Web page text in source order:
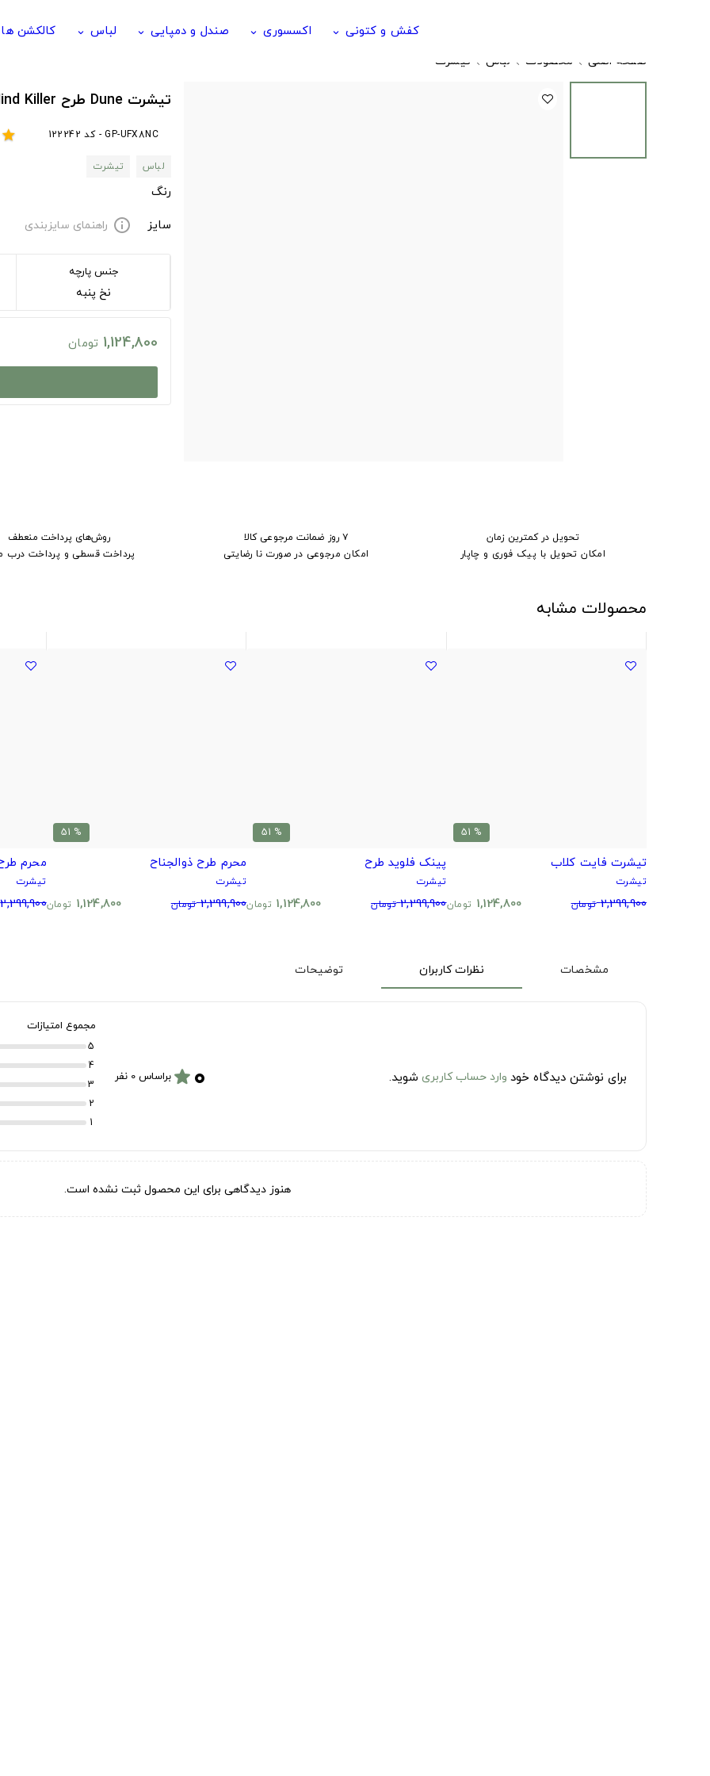
کفش و کتونی keyboard_arrow_down اکسسوری keyboard_arrow_down صندل و دمپایی keyboard_arrow_down لباس keyboard_arrow_down کالکشن ها
صفحه اصلی محصولات لباس تیشرت
تیشرت Dune طرح Fear is the Mind Killer
GP-UFX8NC - کد 122242 star
لباس
تیشرت
رنگ
سایز
info راهنمای سایزبندی
جنس پارچه
نخ پنبه
1,124,800 تومان
تحویل در کمترین زمان
امکان تحویل با پیک فوری و چاپار
۷ روز ضمانت مرجوعی کالا
امکان مرجوعی در صورت نا رضایتی
روش‌های پرداخت منعطف
پرداخت قسطی و پرداخت درب
محصولات مشابه
% 51
تیشرت فایت کلاب
تیشرت
2,299,900 تومان 1,124,800 تومان
% 51
پینک فلوید طرح
تیشرت
2,299,900 تومان 1,124,800 تومان
% 51
محرم طرح ذوالجناح
تیشرت
2,299,900 تومان 1,124,800 تومان
محرم
تیشرت
2,299,900
مشخصات نظرات کاربران توضیحات
برای نوشتن دیدگاه خود وارد حساب کاربری شوید. ۰ starبراساس 0 نفر
مجموع امتیازات
5
4
3
2
1
هنوز دیدگاهی برای این محصول ثبت نشده است.